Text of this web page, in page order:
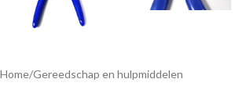
Home/Gereedschap en hulpmiddelen